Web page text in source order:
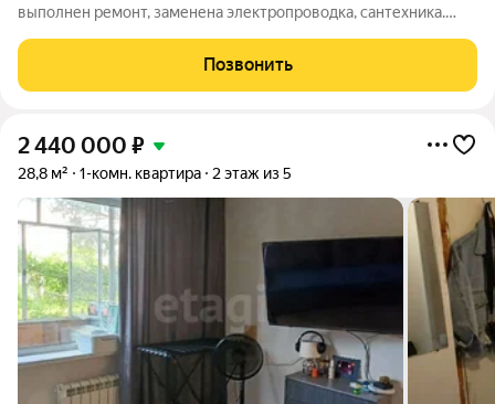
выполнен ремонт, заменена электропроводка, сантехника.
ламинат. Окна пластиковые. Санузел совмещён, отделка стен
и пола - кафель.
Позвонить
2 440 000 ₽
28,8 м² 1-комн. квартира 2 этаж из 5